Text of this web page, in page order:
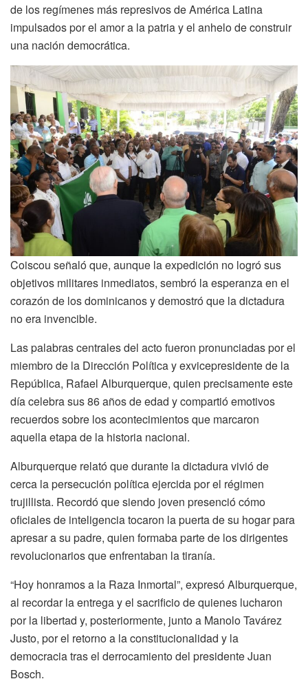
de los regímenes más represivos de América Latina
impulsados por el amor a la patria y el anhelo de construir
una nación democrática.
Coiscou señaló que, aunque la expedición no logró sus
objetivos militares inmediatos, sembró la esperanza en el
corazón de los dominicanos y demostró que la dictadura
no era invencible.
Las palabras centrales del acto fueron pronunciadas por el
miembro de la Dirección Política y exvicepresidente de la
República, Rafael Alburquerque, quien precisamente este
día celebra sus 86 años de edad y compartió emotivos
recuerdos sobre los acontecimientos que marcaron
aquella etapa de la historia nacional.
Alburquerque relató que durante la dictadura vivió de
cerca la persecución política ejercida por el régimen
trujillista. Recordó que siendo joven presenció cómo
oficiales de inteligencia tocaron la puerta de su hogar para
apresar a su padre, quien formaba parte de los dirigentes
revolucionarios que enfrentaban la tiranía.
“Hoy honramos a la Raza Inmortal”, expresó Alburquerque,
al recordar la entrega y el sacrificio de quienes lucharon
por la libertad y, posteriormente, junto a Manolo Tavárez
Justo, por el retorno a la constitucionalidad y la
democracia tras el derrocamiento del presidente Juan
Bosch.